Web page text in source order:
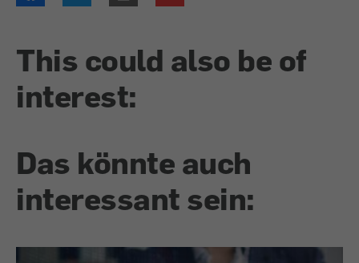
This could also be of
interest:
Das könnte auch
interessant sein: